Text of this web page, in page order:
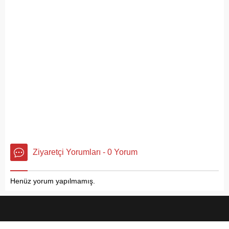
Ziyaretçi Yorumları - 0 Yorum
Henüz yorum yapılmamış.